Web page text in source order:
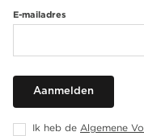
E-mailadres
Aanmelden
Ik heb de Algemene